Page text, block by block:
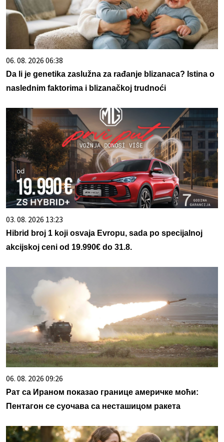
06. 08. 2026 06:38
Da li je genetika zaslužna za rađanje blizanaca? Istina o
naslednim faktorima i blizanačkoj trudnoći
03. 08. 2026 13:23
Hibrid broj 1 koji osvaja Evropu, sada po specijalnoj
akcijskoj ceni od 19.990€ do 31.8.
06. 08. 2026 09:26
Рат са Ираном показао границе америчке моћи:
Пентагон се суочава са несташицом ракета